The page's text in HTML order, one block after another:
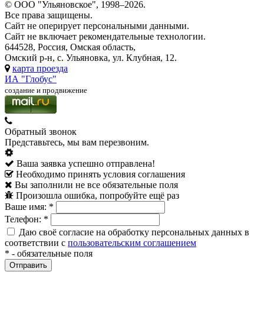
© ООО "Ульяновское", 1998–2026.
Все права защищены.
Сайт не оперирует персональными данными.
Сайт не включает рекомендательные технологии.
644528, Россия, Омская область,
Омский р-н, с. Ульяновка, ул. Клубная, 12.
карта проезда
ИА "Глобус"
создание и продвижение
Обратный звонок
Представьтесь, мы вам перезвоним.
Ваша заявка успешно отправлена!
Необходимо принять условия соглашения
Вы заполнили не все обязательные поля
Произошла ошибка, попробуйте ещё раз
Ваше имя: *
Телефон: *
Даю своё согласие на обработку персональных данных в
соответствии с пользовательским соглашением
* - обязательные поля